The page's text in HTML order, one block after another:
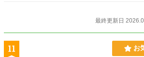
心ですが、第三章（27〜32話）
発」に向けて伏線を積み上げてい
なく、段取りと判断で勝つダンジ
最終更新日
11 お